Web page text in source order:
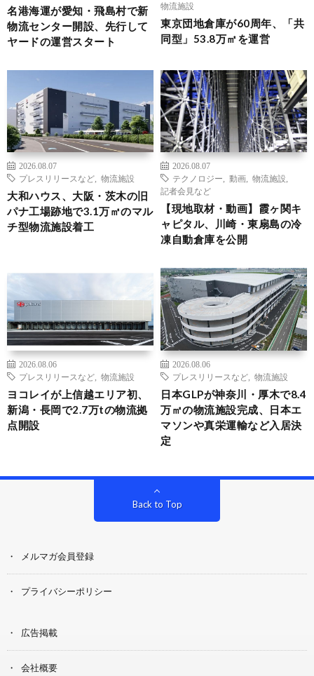
名港海運が愛知・飛島村で新
物流センター開設、先行して
ヤードの運営スタート
物流施設
東京団地倉庫が60周年、「共
同型」53.8万㎡を運営
2026.08.07
プレスリリースなど
物流施設
大和ハウス、大阪・茨木の旧
パナ工場跡地で3.1万㎡のマル
チ型物流施設着工
2026.08.07
テクノロジー
動画 物流施設
記者会見など
【現地取材・動画】霞ヶ関キ
ャピタル、川崎・東扇島の冷
凍自動倉庫を公開
2026.08.06
プレスリリースなど
物流施設
ヨコレイが上信越エリア初、
新潟・長岡で2.7万tの物流拠
点開設
2026.08.06
プレスリリースなど
物流施設
日本GLPが神奈川・厚木で8.4
万㎡の物流施設完成、日本エ
マソンや真栄運輸など入居決
定
Back to Top
メルマガ会員登録
プライバシーポリシー
広告掲載
会社概要